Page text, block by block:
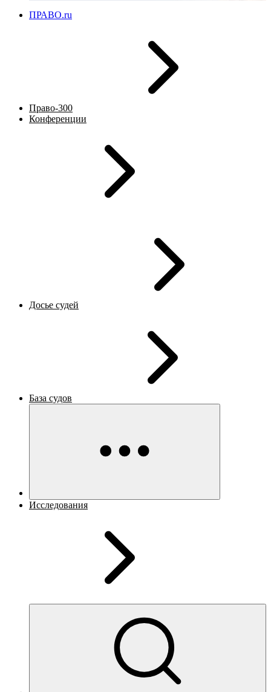
ПРАВО.ru
Право-300
Конференции
Досье судей
База судов
Исследования